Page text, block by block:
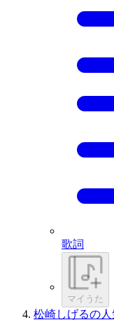
歌詞
マイうた
松崎しげるの